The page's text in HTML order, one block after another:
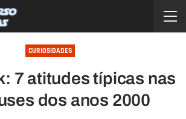
CURIOSIDADES
7 atitudes típicas nas
dos anos 2000